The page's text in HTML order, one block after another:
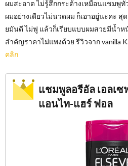
ผมสะอาด ไม่รู้สึกกระด้างเหมือนแชมพู
ผมอย่างเดียวไม่นวดผม ก็เอาอยู่นะคะ
ยมันดี ไม่ฟู แล้วก็เรียบแบบผมสวยมีน้ำห
สำคัญราคาไม่แพงด้วย รีวิวจาก vanilla
คลิก
แชมพูลอรีอัล เอลเ
แอนไท-แฮร์ ฟอล